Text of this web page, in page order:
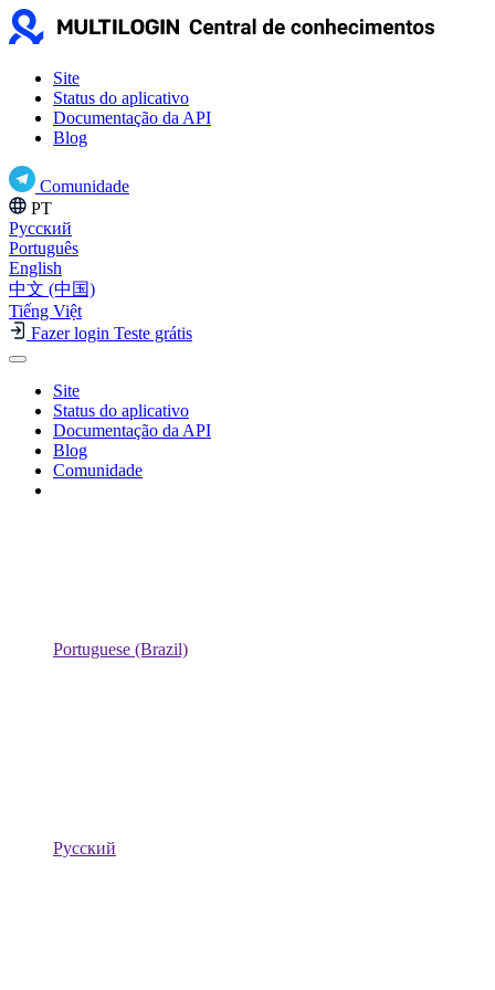
Site
Status do aplicativo
Documentação da API
Blog
Comunidade
PT
Русский
Português
English
中文 (中国)
Tiếng Việt
Fazer login Teste grátis
Site
Status do aplicativo
Documentação da API
Blog
Comunidade
Portuguese (Brazil)
Русский